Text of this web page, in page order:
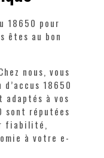
18650 pour
êtes au bon
nous, vous
18650
à vos
sont réputées
fiabilité,
à votre e-